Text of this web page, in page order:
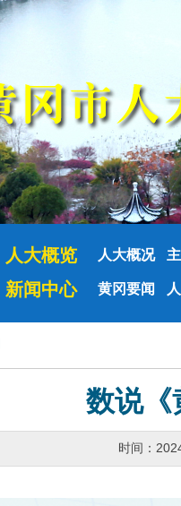
人大概览 人大概况
新闻中心 黄冈要闻
数说《
时间：